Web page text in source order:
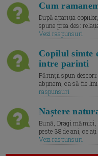
Cum
După apariția
spune prea des:
Vezi raspunsuri
Copilul simte
intre parinti
Părinții spun
abținem, ca să fie
raspunsuri
Naștere
Bună, Dragi mămici,
peste 38 de ani, ce
Vezi raspunsuri